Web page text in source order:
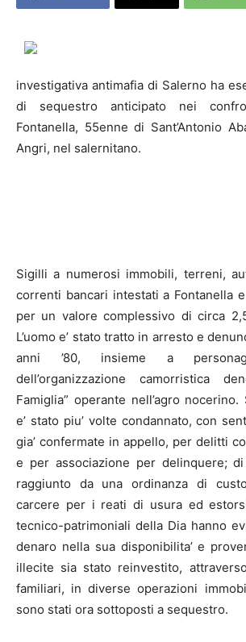
investigativa antimafia di Salerno ha
di sequestro anticipato nei
Fontanella, 55enne di Sant’Antonio
Angri, nel salernitano.
Sigilli a numerosi immobili, terreni,
correnti bancari intestati a Fontanella
per un valore complessivo di circa
L’uomo e’ stato tratto in arresto e
anni ’80, insieme a
dell’organizzazione camorristica
Famiglia” operante nell’agro nocerino.
e’ stato piu’ volte condannato, con
gia’ confermate in appello, per delitti
e per associazione per delinquere;
raggiunto da una ordinanza di
carcere per i reati di usura ed
tecnico-patrimoniali della Dia hanno
denaro nella sua disponibilita’ e
illecite sia stato reinvestito,
familiari, in diverse operazioni
sono stati ora sottoposti a sequestro.